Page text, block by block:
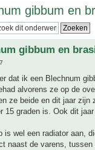
gibbum en
gibbum en
dat ik een Blechnum
alvorens ze op de
ze beide en dit jaar
15 graden is. Ook dit
is wel een radiator aan,
naast de varens,